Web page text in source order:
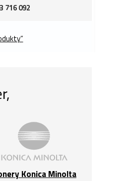
716 092
Konica Minolta